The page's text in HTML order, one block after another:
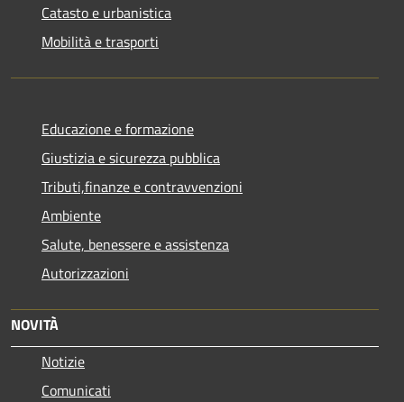
Catasto e urbanistica
Mobilità e trasporti
Educazione e formazione
Giustizia e sicurezza pubblica
Tributi,finanze e contravvenzioni
Ambiente
Salute, benessere e assistenza
Autorizzazioni
NOVITÀ
Notizie
Comunicati